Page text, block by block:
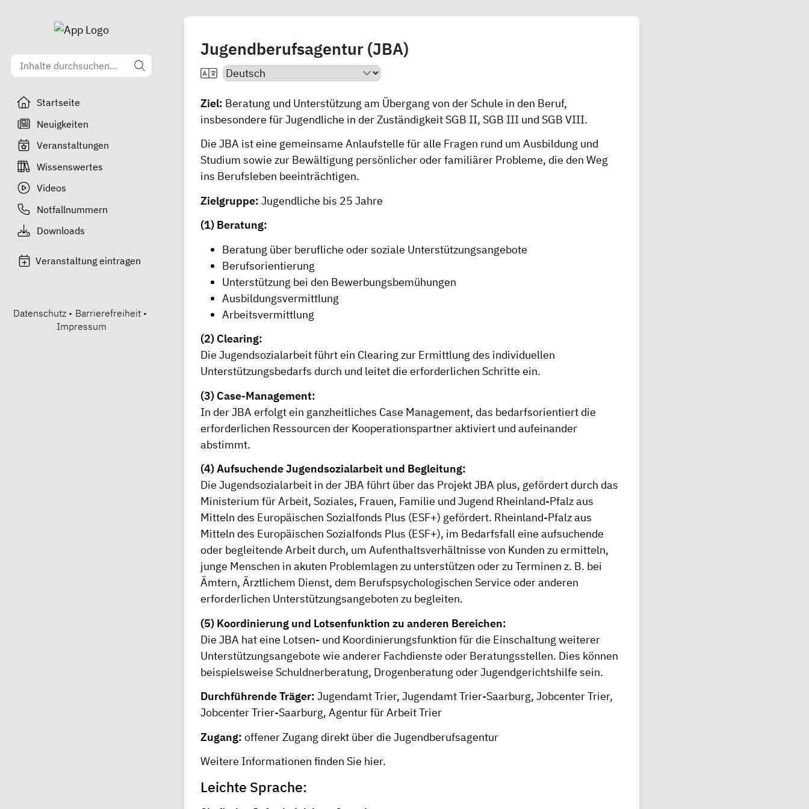
Startseite
Neuigkeiten
Veranstaltungen
Wissenswertes
Videos
Notfallnummern
Downloads
Veranstaltung eintragen
Datenschutz • Barrierefreiheit •
Impressum
Jugendberufsagentur (JBA)
Ziel: Beratung und Unterstützung am Übergang von der Schule in den Beruf,
insbesondere für Jugendliche in der Zuständigkeit SGB II, SGB III und SGB VIII.
Die JBA ist eine gemeinsame Anlaufstelle für alle Fragen rund um Ausbildung und
Studium sowie zur Bewältigung persönlicher oder familiärer Probleme, die den Weg
ins Berufsleben beeinträchtigen.
Zielgruppe: Jugendliche bis 25 Jahre
(1) Beratung:
Beratung über berufliche oder soziale Unterstützungsangebote
Berufsorientierung
Unterstützung bei den Bewerbungsbemühungen
Ausbildungsvermittlung
Arbeitsvermittlung
(2) Clearing:
Die Jugendsozialarbeit führt ein Clearing zur Ermittlung des individuellen
Unterstützungsbedarfs durch und leitet die erforderlichen Schritte ein.
(3) Case-Management:
In der JBA erfolgt ein ganzheitliches Case Management, das bedarfsorientiert die
erforderlichen Ressourcen der Kooperationspartner aktiviert und aufeinander
abstimmt.
(4) Aufsuchende Jugendsozialarbeit und Begleitung:
Die Jugendsozialarbeit in der JBA führt über das Projekt JBA plus, gefördert durch das
Ministerium für Arbeit, Soziales, Frauen, Familie und Jugend Rheinland-Pfalz aus
Mitteln des Europäischen Sozialfonds Plus (ESF+) gefördert. Rheinland-Pfalz aus
Mitteln des Europäischen Sozialfonds Plus (ESF+), im Bedarfsfall eine aufsuchende
oder begleitende Arbeit durch, um Aufenthaltsverhältnisse von Kunden zu ermitteln,
junge Menschen in akuten Problemlagen zu unterstützen oder zu Terminen z. B. bei
Ämtern, Ärztlichem Dienst, dem Berufspsychologischen Service oder anderen
erforderlichen Unterstützungsangeboten zu begleiten.
(5) Koordinierung und Lotsenfunktion zu anderen Bereichen:
Die JBA hat eine Lotsen- und Koordinierungsfunktion für die Einschaltung weiterer
Unterstützungsangebote wie anderer Fachdienste oder Beratungsstellen. Dies können
beispielsweise Schuldnerberatung, Drogenberatung oder Jugendgerichtshilfe sein.
Durchführende Träger: Jugendamt Trier, Jugendamt Trier-Saarburg, Jobcenter Trier,
Jobcenter Trier-Saarburg, Agentur für Arbeit Trier
Zugang: offener Zugang direkt über die Jugendberufsagentur
Weitere Informationen finden Sie hier.
Leichte Sprache: